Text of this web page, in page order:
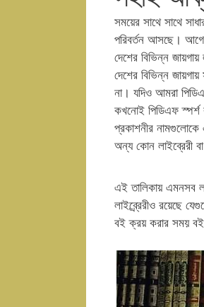
সময়ের সাথে সাথে
পরিবর্তন আসছে।
দেশের বিভিন্ন
দেশের বিভিন্ন
না। যদিও আমরা
কখনোই পিডিএফ স্পর্শ
প্রকাশনীর নামগুলোকে
অন্য কোন লাইব্রেরী
এই তালিকায় এমনসব
লাইব্র্রেরীও রয়েছে
বই ক্রয় করার সময়